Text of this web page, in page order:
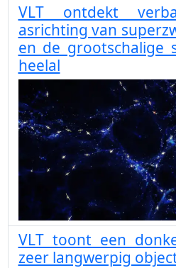
VLT ontdekt
asrichting van
en de grootschalige
heelal
VLT toont een
zeer langwerpig